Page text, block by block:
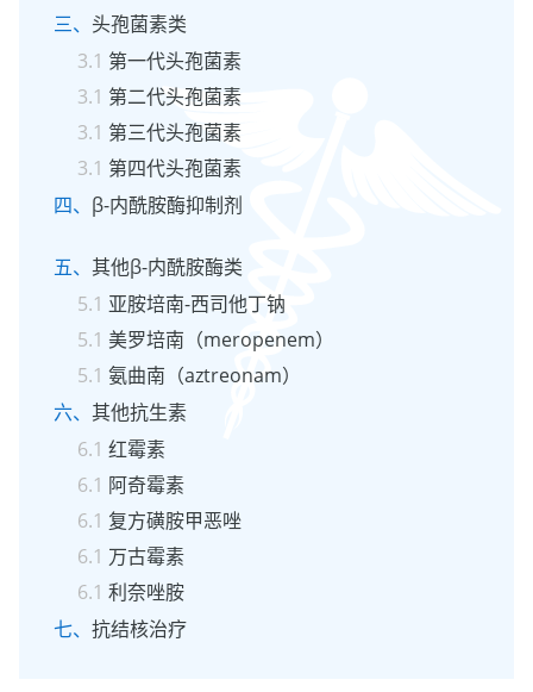
头孢菌素类
第一代头孢菌素
第二代头孢菌素
第三代头孢菌素
第四代头孢菌素
β-内酰胺酶抑制剂
其他β-内酰胺酶类
亚胺培南-西司他丁钠
美罗培南（meropenem）
氨曲南（aztreonam）
其他抗生素
红霉素
阿奇霉素
复方磺胺甲恶唑
万古霉素
利奈唑胺
抗结核治疗